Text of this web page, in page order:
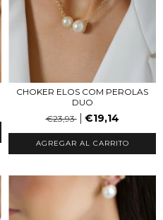
CHOKER ELOS COM PEROLAS
DUO
€23,93
€19,14
AGREGAR AL CARRITO